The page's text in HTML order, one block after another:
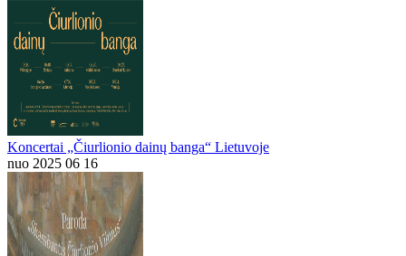
Koncertai „Čiurlionio dainų banga“ Lietuvoje
nuo 2025 06 16